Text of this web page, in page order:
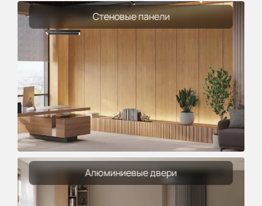
Стеновые панели
Алюминиевые двери